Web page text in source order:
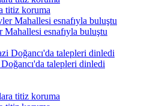
titiz koruma
esnafıyla buluştu
talepleri dinledi